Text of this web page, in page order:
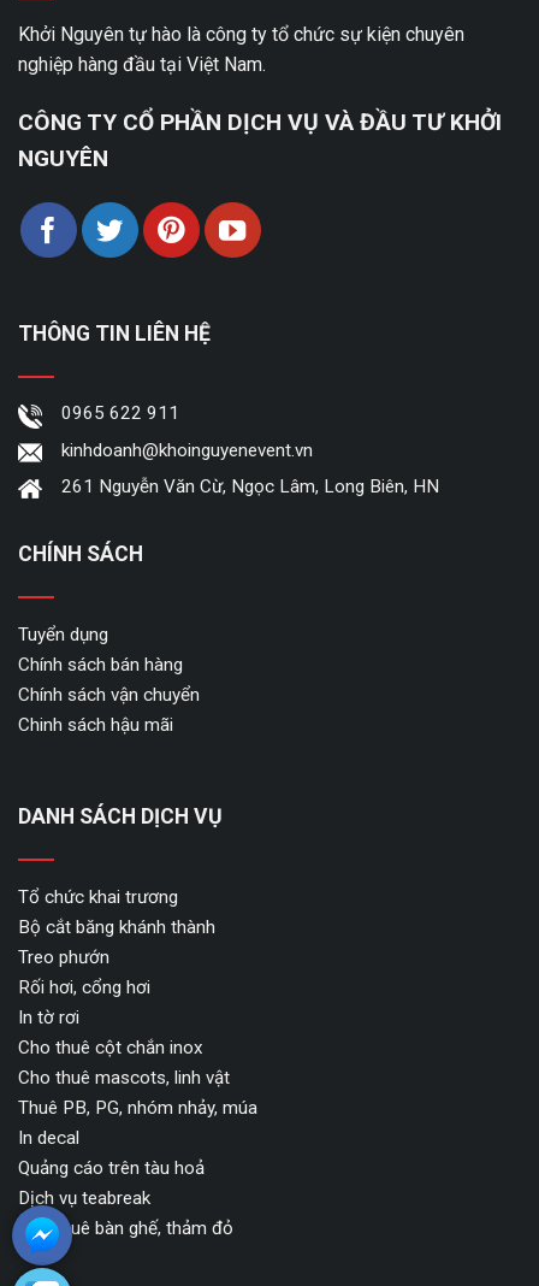
Khởi Nguyên tự hào là công ty tổ chức sự kiện chuyên
nghiệp hàng đầu tại Việt Nam.
CÔNG TY CỔ PHẦN DỊCH VỤ VÀ ĐẦU TƯ KHỞI
NGUYÊN
THÔNG TIN LIÊN HỆ
0965 622 911
kinhdoanh@khoinguyenevent.vn
261 Nguyễn Văn Cừ, Ngọc Lâm, Long Biên, HN
CHÍNH SÁCH
Tuyển dụng
Chính sách bán hàng
Chính sách vận chuyển
Chinh sách hậu mãi
DANH SÁCH DỊCH VỤ
Tổ chức khai trương
Bộ cắt băng khánh thành
Treo phướn
Rối hơi, cổng hơi
In tờ rơi
Cho thuê cột chắn inox
Cho thuê mascots, linh vật
Thuê PB, PG, nhóm nhảy, múa
In decal
Quảng cáo trên tàu hoả
Dịch vụ teabreak
Cho thuê bàn ghế, thảm đỏ